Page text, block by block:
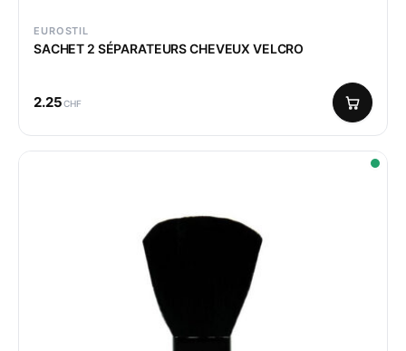
EUROSTIL
SACHET 2 SÉPARATEURS CHEVEUX VELCRO
2.25CHF